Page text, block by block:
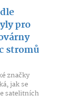
pro
stromů
značky
jak se
satelitních